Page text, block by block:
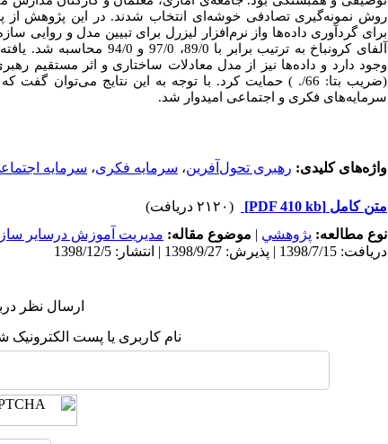
روش نمونه‌گیری تصادفی خوشه‌ای انتخاب شدند. در این پژوهش از
برای گردآوری داده‌ها واز نرم‌افزار لیزرل برای تبیین مدل و روایی
آلفای کرونباخ به ترتیب
(ضریب بتا: 66/. ) حمایت کرد. با توجه به این نتایج
سرمایه‌های فکری و اجتماعی امیدوار شد.
واژه‌های کلیدی: رهبری تحول‌آفرین، سرمایه فکری، سرمایه
متن کامل [PDF 410 kb]
(۲۱۲۰ دریافت)
نوع مطالعه: پژوهشي | موضوع مقاله: مدیریت آموزش درسایر
دریافت: 1398/7/15 | پذیرش: 1398/9/27 | انتشار: 1398/12/5
ارسال نظر
نام کاربری یا پست الکترونیک